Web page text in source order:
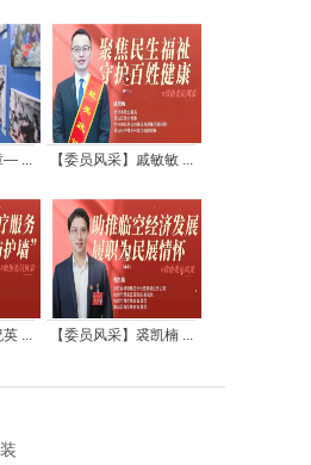
— ... 【委员风采】戚敏敏 ...
英 ... 【委员风采】裘凯楠 ...